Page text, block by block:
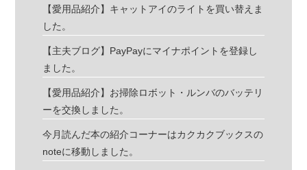
【愛用品紹介】キャットアイのライトを買い替えま
した。
【主夫ブログ】PayPayにマイナポイントを登録し
ました。
【愛用品紹介】お掃除ロボット・ルンバのバッテリ
ーを交換しました。
今月読んだ本の紹介コーナーはカクカクブックスの
noteに移動しました。